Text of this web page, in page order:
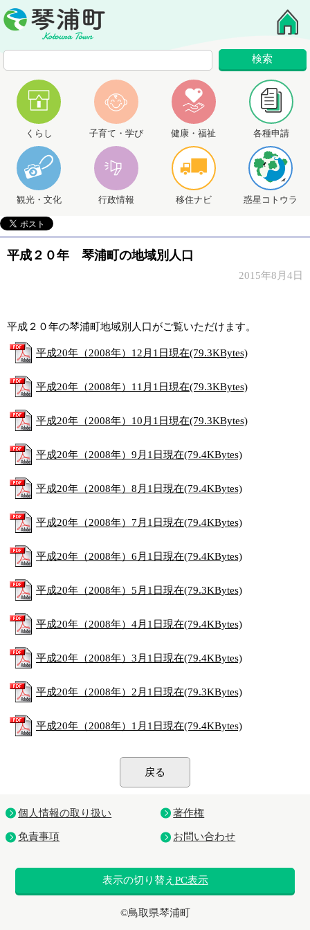
くらし 子育て・学び 健康・福祉 各種申請
観光・文化 行政情報 移住ナビ 惑星コトウラ
平成２０年 琴浦町の地域別人口
2015年8月4日
平成２０年の琴浦町地域別人口がご覧いただけます。
平成20年（2008年）12月1日現在(79.3KBytes)
平成20年（2008年）11月1日現在(79.3KBytes)
平成20年（2008年）10月1日現在(79.3KBytes)
平成20年（2008年）9月1日現在(79.4KBytes)
平成20年（2008年）8月1日現在(79.4KBytes)
平成20年（2008年）7月1日現在(79.4KBytes)
平成20年（2008年）6月1日現在(79.4KBytes)
平成20年（2008年）5月1日現在(79.3KBytes)
平成20年（2008年）4月1日現在(79.4KBytes)
平成20年（2008年）3月1日現在(79.4KBytes)
平成20年（2008年）2月1日現在(79.3KBytes)
平成20年（2008年）1月1日現在(79.4KBytes)
戻る
個人情報の取り扱い 著作権
免責事項 お問い合わせ
表示の切り替え PC表示
©鳥取県琴浦町